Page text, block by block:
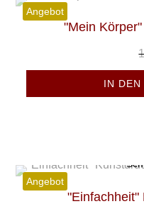
Angebot
"Mein
IN DEN
Angebot
"Einfachheit"